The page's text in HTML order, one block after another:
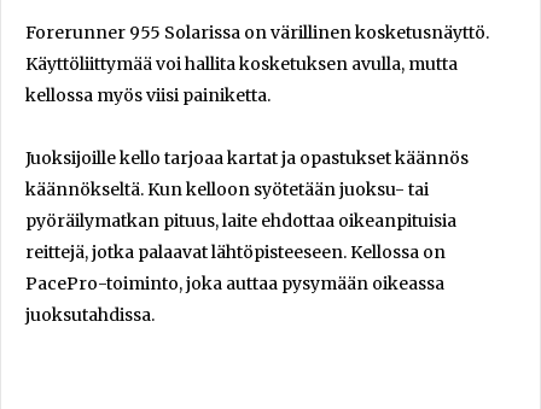
Forerunner 955 Solarissa on värillinen kosketusnäyttö.
Käyttöliittymää voi hallita kosketuksen avulla, mutta
kellossa myös viisi painiketta.
Juoksijoille kello tarjoaa kartat ja opastukset käännös
käännökseltä. Kun kelloon syötetään juoksu- tai
pyöräilymatkan pituus, laite ehdottaa oikeanpituisia
reittejä, jotka palaavat lähtöpisteeseen. Kellossa on
PacePro-toiminto, joka auttaa pysymään oikeassa
juoksutahdissa.